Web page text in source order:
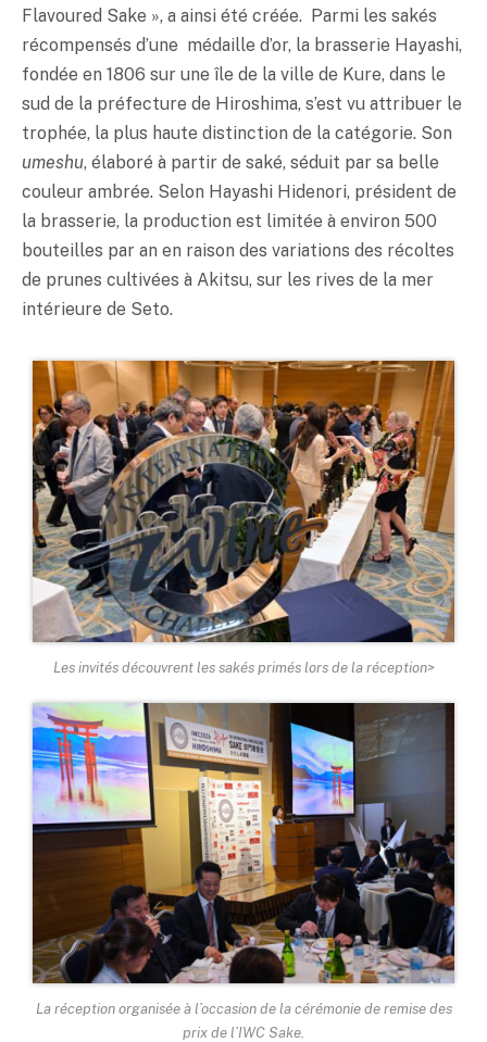
Flavoured Sake », a ainsi été créée. Parmi les sakés
récompensés d’une médaille d’or, la brasserie Hayashi,
fondée en 1806 sur une île de la ville de Kure, dans le
sud de la préfecture de Hiroshima, s’est vu attribuer le
trophée, la plus haute distinction de la catégorie. Son
umeshu, élaboré à partir de saké, séduit par sa belle
couleur ambrée. Selon Hayashi Hidenori, président de
la brasserie, la production est limitée à environ 500
bouteilles par an en raison des variations des récoltes
de prunes cultivées à Akitsu, sur les rives de la mer
intérieure de Seto.
Les invités découvrent les sakés primés lors de la réception>
La réception organisée à l’occasion de la cérémonie de remise des
prix de l’IWC Sake.